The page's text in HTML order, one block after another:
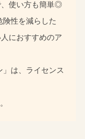
、使い方も簡単◎
険性を減らした
におすすめのア
」は、ライセンス